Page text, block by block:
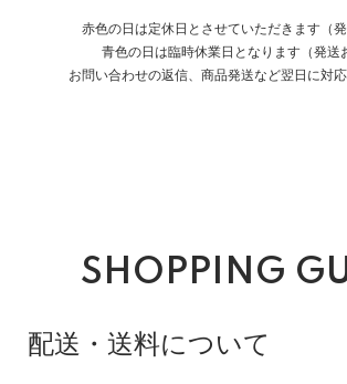
赤色の日は定休日とさせていただきます（発
青色の日は臨時休業日となります（発送
お問い合わせの返信、商品発送など翌日に対応
SHOPPING
配送・送料について